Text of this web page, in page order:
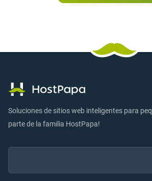
Soluciones de sitios web inteligentes para
parte de la familia HostPapa!
Email: